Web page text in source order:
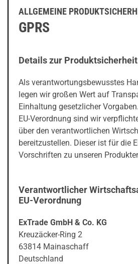
ALLGEMEINE
GPRS
Details zur Produktsicherheit
Als verantwortungsbewusstes
legen wir großen Wert auf
Einhaltung gesetzlicher
EU-Verordnung sind wir
über den verantwortlichen
bereitzustellen. Dieser ist für die
Vorschriften zu unseren
Verantwortlicher
EU-Verordnung
ExTrade GmbH & Co. KG
Kreuzäcker-Ring 2
63814 Mainaschaff
Deutschland